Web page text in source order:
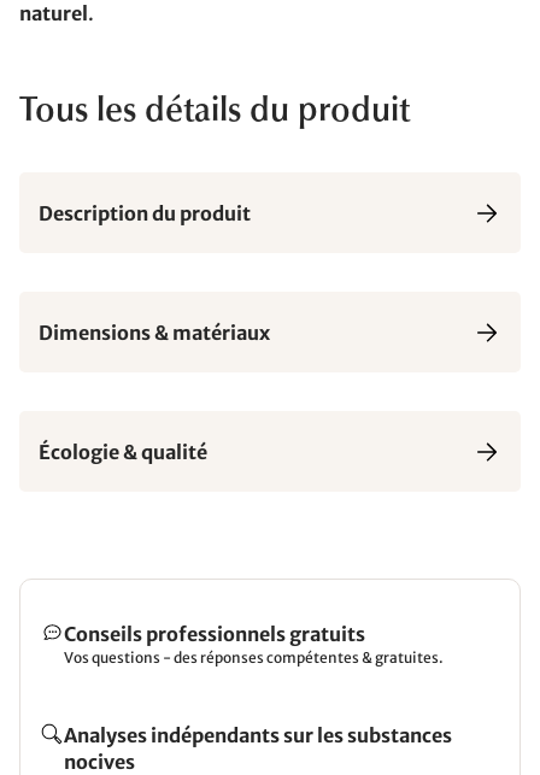
naturel .
Tous les détails du produit
Description du produit
Dimensions & matériaux
Écologie & qualité
Conseils professionnels gratuits
Vos questions - des réponses compétentes & gratuites.
Analyses indépendants sur les substances
nocives